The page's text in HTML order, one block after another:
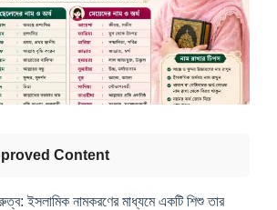
Content
ইসলামিক নামকরণের মাধ্যমে একটি শিশু তার